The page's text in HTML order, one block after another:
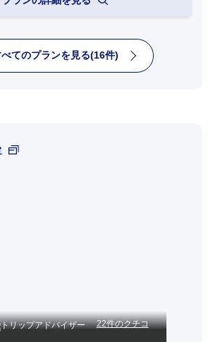
てのプランを見る(16件)
22件のクチコ